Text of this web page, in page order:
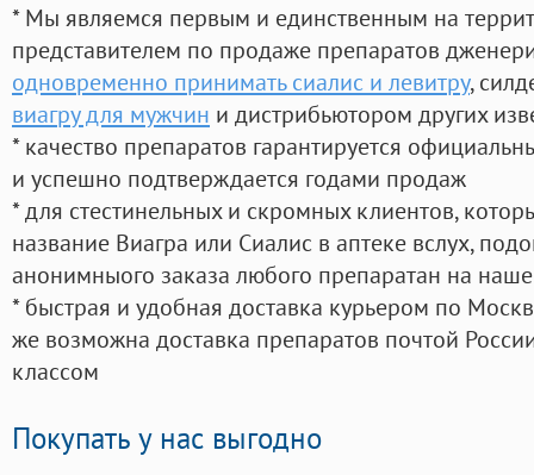
* Мы являемся первым и единственным на
представителем по продаже препаратов
одновременно принимать сиалис и левитру,
виагру для мужчин и дистрибьютором других
* качество препаратов гарантируется
и успешно подтверждается годами продаж
* для стестинельных и скромных клиентов,
название Виагра или Сиалис в аптеке вслух,
анонимныого заказа любого препаратан на
* быстрая и удобная доставка курьером по
же возможна доставка препаратов почтой
классом
Покупать у нас выгодно